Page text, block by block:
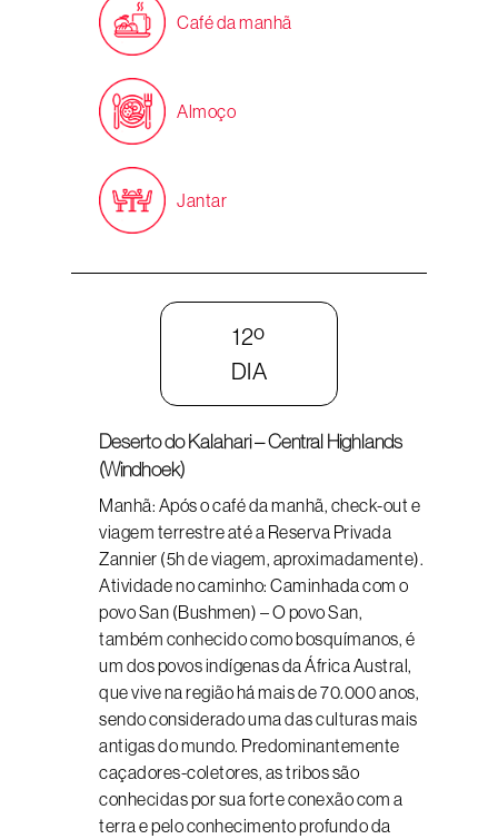
Café da manhã
Almoço
Jantar
12º
DIA
Deserto do Kalahari – Central Highlands
(Windhoek)
Manhã: Após o café da manhã, check-out e
viagem terrestre até a Reserva Privada
Zannier (5h de viagem, aproximadamente).
Atividade no caminho: Caminhada com o
povo San (Bushmen) – O povo San,
também conhecido como bosquímanos, é
um dos povos indígenas da África Austral,
que vive na região há mais de 70.000 anos,
sendo considerado uma das culturas mais
antigas do mundo. Predominantemente
caçadores-coletores, as tribos são
conhecidas por sua forte conexão com a
terra e pelo conhecimento profundo da